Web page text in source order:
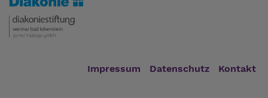
Impressum Datenschutz Kontakt